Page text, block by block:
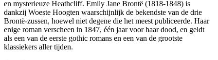
en mysterieuze Heathcliff. Emily Jane Brontë (1818-1848) is
dankzij Woeste Hoogten waarschijnlijk de bekendste van de drie
Brontë-zussen, hoewel niet degene die het meest publiceerde. Haar
enige roman verscheen in 1847, één jaar voor haar dood, en geldt
als een van de eerste gothic romans en een van de grootste
klassiekers aller tijden.